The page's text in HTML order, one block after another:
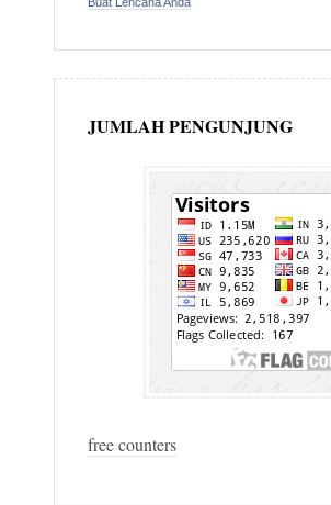
JUMLAH PENGUNJUNG
free counters